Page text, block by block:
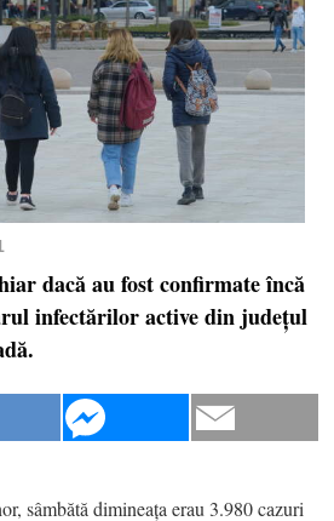
dacă au fost confirmate încă
infectărilor active din județul
sâmbătă dimineața erau 3.980 cazuri